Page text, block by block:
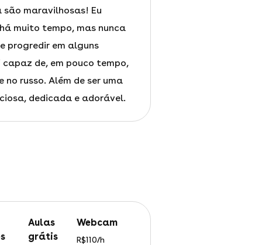
são maravilhosas! Eu
muito tempo, mas nunca
progredir em alguns
de, em pouco tempo,
russo. Além de ser uma
dedicada e adorável.
aulas
grátis
webcam
R$110/h